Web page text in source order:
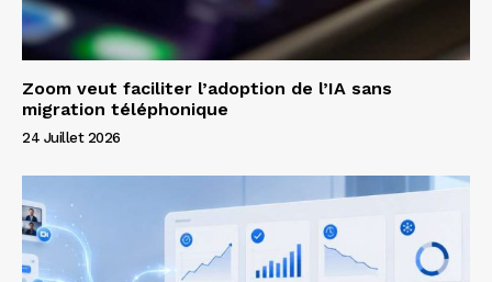
Zoom veut faciliter l’adoption de l’IA sans
migration téléphonique
24 Juillet 2026